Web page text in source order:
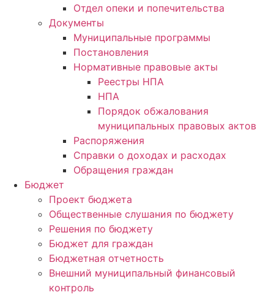
Отдел опеки и попечительства
Документы
Муниципальные программы
Постановления
Нормативные правовые акты
Реестры НПА
НПА
Порядок обжалования
муниципальных правовых актов
Распоряжения
Справки о доходах и расходах
Обращения граждан
Бюджет
Проект бюджета
Общественные слушания по бюджету
Решения по бюджету
Бюджет для граждан
Бюджетная отчетность
Внешний муниципальный финансовый
контроль